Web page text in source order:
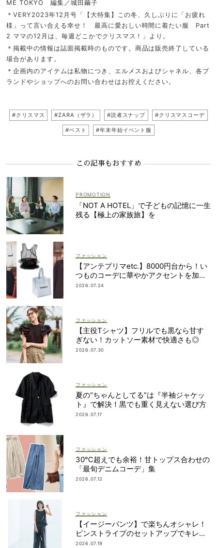
ME TOKYO 編集／城田繭子
＊VERY2023年12月号「【大特集】この冬、久しぶりに「お疲れ
様」って言い合える幸せ！ 最高に愛おしい時間に着たい服 Part
2 ママの12月は、毎週どこかでクリスマス！」より。
＊掲載中の情報は誌面掲載時のものです。商品は販売終了している
場合があります。
＊企画内のアイテムは私物につき、エルメスおよびシャネル、各ブ
ランドやショップへのお問い合わせはお控えください。
#クリスマス #ZARA（ザラ） #読者スナップ #クリスマスコーデ
#ベスト #年末年始イベント服
この記事もおすすめ
「NOT A HOTEL」で子どもの記憶に一生
残る【極上の家族旅】を
ファッション
【アンテプリマetc.】8000円台から！い
つものコーデに華やかアクセントを加え
る「甘ちびバッグ」9選
2026.07.24
ファッション
【主役Tシャツ】フリルでも黒なら甘す
ぎない！カットソー素材で快適さも◎
2026.07.30
ファッション
夏の“ちゃんとしてる”は『半袖ジャケッ
ト』で解決！黒でも重く見えない選び方
2026.07.17
ファッション
30℃超えでも余裕！甘トップス合わせの
「最旬デニムコーデ」集
2026.07.12
ファッション
【イージーパンツ】で楽ちんオシャレ！
ピンストライプのセットアップでキレイ
め
2026.07.19